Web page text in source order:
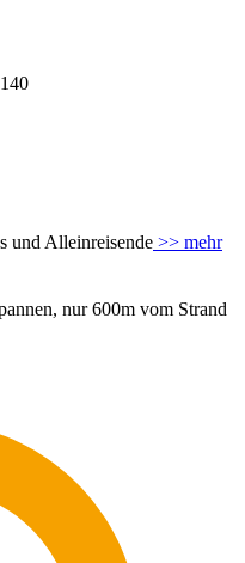
140
und Alleinreisende >> mehr
nur 600m vom Strand